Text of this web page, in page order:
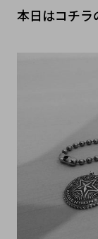
本日はコチラ